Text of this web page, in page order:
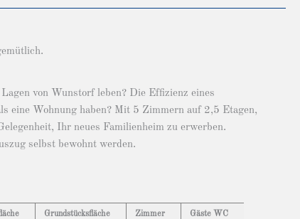
von Wunstorf leben? Die Effizienz eines
eine Wohnung haben? Mit 5 Zimmern auf 2,5 Etagen,
Ihr neues Familienheim zu erwerben.
selbst bewohnt werden.
Grundstücksfläche
Zimmer
Gäste WC